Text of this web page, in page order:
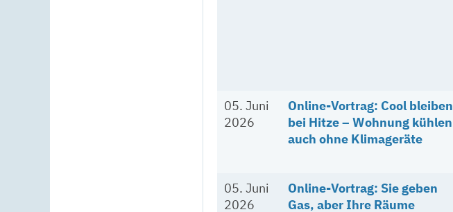
Online-Vortrag: Cool bleiben
bei Hitze – Wohnung kühlen
auch ohne Klimageräte
05. Juni
2026
Online-Vortrag: Sie geben
Gas, aber Ihre Räume
05. Juni
2026